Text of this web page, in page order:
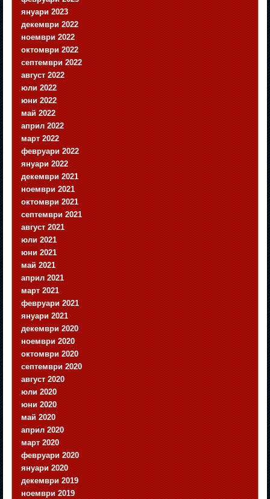
януари 2023
декември 2022
ноември 2022
октомври 2022
септември 2022
август 2022
юли 2022
юни 2022
май 2022
април 2022
март 2022
февруари 2022
януари 2022
декември 2021
ноември 2021
октомври 2021
септември 2021
август 2021
юли 2021
юни 2021
май 2021
април 2021
март 2021
февруари 2021
януари 2021
декември 2020
ноември 2020
октомври 2020
септември 2020
август 2020
юли 2020
юни 2020
май 2020
април 2020
март 2020
февруари 2020
януари 2020
декември 2019
ноември 2019